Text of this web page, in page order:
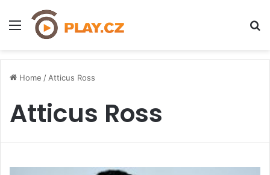
Menu
Home / Atticus Ross
Atticus Ross